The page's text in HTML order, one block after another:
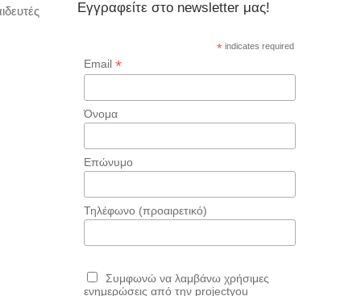
Εγγραφείτε στο newsletter μας!
* indicates required
Email*
Όνομα
Επώνυμο
Τηλέφωνο (προαιρετικό)
Συμφωνώ να λαμβάνω χρήσιμες
ενημερώσεις από την projectyou